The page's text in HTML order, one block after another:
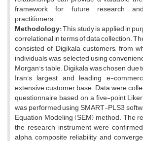
framework for future research
practitioners.
Methodology:This study is applied in
correlational in terms of data collection.
consisted of Digikala customers, from
individuals was selected using
Morgan's table. Digikala was chosen due
Iran's largest and leading e-
extensive customer base. Data were
questionnaire based on a five-point
was performed using SMART-PLS3
Equation Modeling (SEM) method. The
the research instrument were
alpha, composite reliability, and